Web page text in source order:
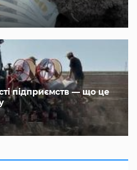
підприємств — що це